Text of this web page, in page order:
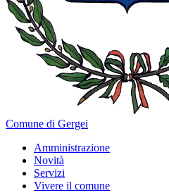
Comune di Gergei
Amministrazione
Novità
Servizi
Vivere il comune